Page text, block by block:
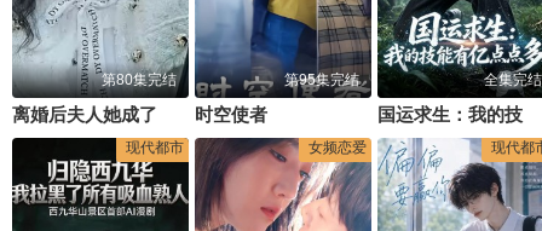
第80集完结 第95集完结
时空使者
全集完结
现代都市 女频恋爱 现代都